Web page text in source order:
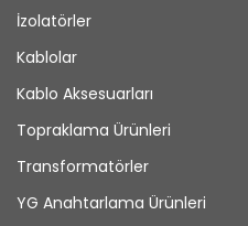
İzolatörler
Kablolar
Kablo Aksesuarları
Topraklama Ürünleri
Transformatörler
YG Anahtarlama Ürünleri